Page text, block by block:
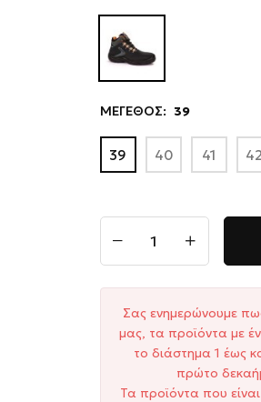
ΜΕΓΕΘΟΣ: 39
39 40 41 42
Σας ενημερώνουμε
μας, τα προϊόντα με
το διάστημα 1 έως
πρώτο
Τα προϊόντα που